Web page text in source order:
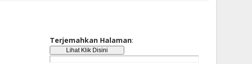
Terjemahkan Halaman: